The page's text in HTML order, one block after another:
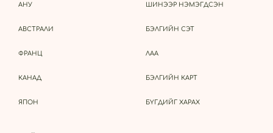
АНУ
АВСТРАЛИ
ФРАНЦ
КАНАД
ЯПОН
ШИНЭЭР НЭМЭГДСЭН
БЭЛГИЙН СЭТ
ЛАА
БЭЛГИЙН КАРТ
БҮГДИЙГ ХАРАХ